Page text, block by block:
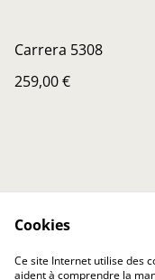
Carrera 5308
259,00 €
Politique
Cookies
Ce site Internet utilise des
aident à comprendre la